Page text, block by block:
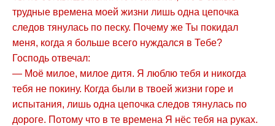
трудные времена моей жизни лишь одна цепочка
следов тянулась по песку. Почему же Ты покидал
меня, когда я больше всего нуждался в Тебе?
Господь отвечал:
— Моё милое, милое дитя. Я люблю тебя и никогда
тебя не покину. Когда были в твоей жизни горе и
испытания, лишь одна цепочка следов тянулась по
дороге. Потому что в те времена Я нёс тебя на руках.